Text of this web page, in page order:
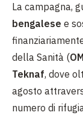
La campagna,
bengalese e
della Sanità (
Teknaf, dove
agosto
numero di